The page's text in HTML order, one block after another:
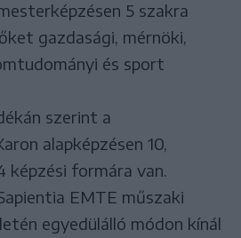
5 szakra
gazdasági, mérnöki,
és sport
szerint a
alapképzésen 10,
képzési formára van.
EMTE műszaki
egyedülálló módon kínál